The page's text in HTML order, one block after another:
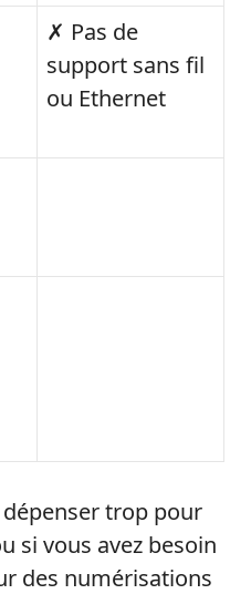
✗ Pas de
support sans fil
ou Ethernet
dépenser trop pour
si vous avez besoin
des numérisations